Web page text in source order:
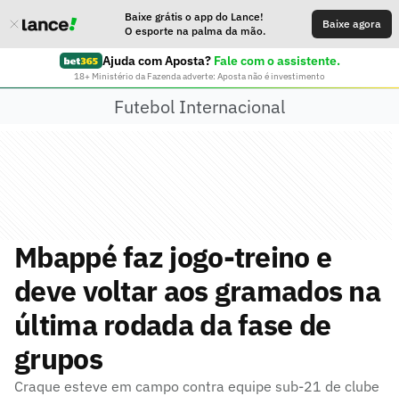
Baixe grátis o app do Lance!
O esporte na palma da mão.
Baixe agora
Ajuda com Aposta? Fale com o assistente.
18+ Ministério da Fazenda adverte: Aposta não é investimento
Futebol Internacional
Mbappé faz jogo-treino e
deve voltar aos gramados na
última rodada da fase de
grupos
Craque esteve em campo contra equipe sub-21 de clube